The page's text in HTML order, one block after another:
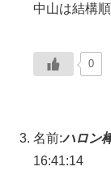
中山は結構
0
名前:ハロン
16:41:14